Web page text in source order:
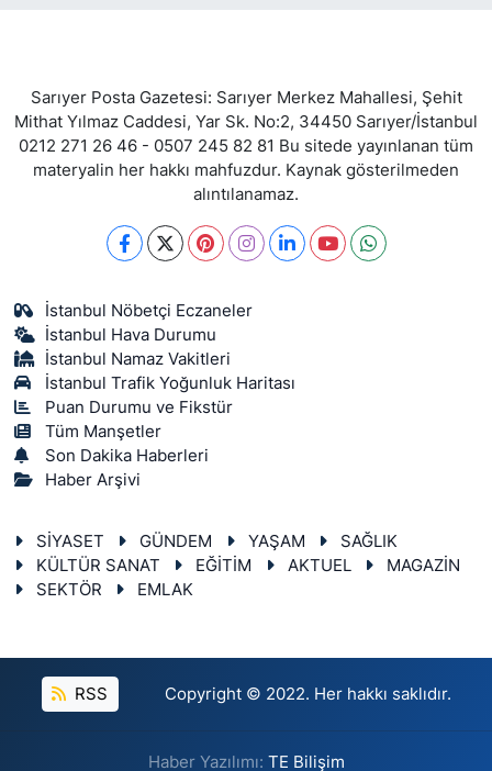
Sarıyer Posta Gazetesi: Sarıyer Merkez Mahallesi, Şehit
Mithat Yılmaz Caddesi, Yar Sk. No:2, 34450 Sarıyer/İstanbul
0212 271 26 46 - 0507 245 82 81 Bu sitede yayınlanan tüm
materyalin her hakkı mahfuzdur. Kaynak gösterilmeden
alıntılanamaz.
İstanbul Nöbetçi Eczaneler
İstanbul Hava Durumu
İstanbul Namaz Vakitleri
İstanbul Trafik Yoğunluk Haritası
Puan Durumu ve Fikstür
Tüm Manşetler
Son Dakika Haberleri
Haber Arşivi
SİYASET GÜNDEM YAŞAM
SAĞLIK
KÜLTÜR SANAT
EĞİTİM AKTUEL
MAGAZİN
SEKTÖR
EMLAK
RSS Copyright © 2022. Her hakkı saklıdır.
Haber Yazılımı: TE Bilişim